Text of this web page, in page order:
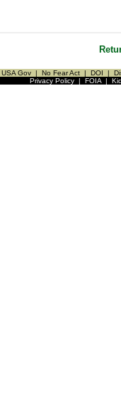
USA Gov | No Fear Act | DOI |
Privacy Policy| FOIA|